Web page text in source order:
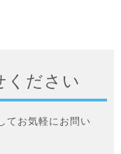
ください
てお気軽にお問い